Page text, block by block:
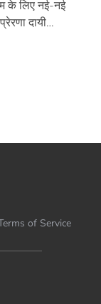
दायी
of Service